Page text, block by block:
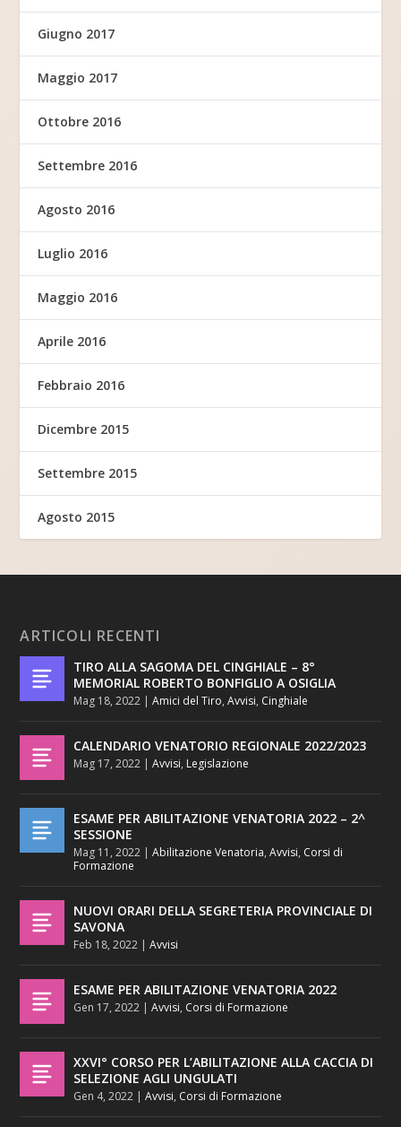
Giugno 2017
Maggio 2017
Ottobre 2016
Settembre 2016
Agosto 2016
Luglio 2016
Maggio 2016
Aprile 2016
Febbraio 2016
Dicembre 2015
Settembre 2015
Agosto 2015
ARTICOLI RECENTI
TIRO ALLA SAGOMA DEL CINGHIALE – 8°
MEMORIAL ROBERTO BONFIGLIO A OSIGLIA
Mag 18, 2022 |Amici del Tiro,Avvisi, Cinghiale
CALENDARIO VENATORIO REGIONALE 2022/2023
Mag 17, 2022 |Avvisi, Legislazione
ESAME PER ABILITAZIONE VENATORIA 2022 – 2^
SESSIONE
Mag 11, 2022 |Abilitazione Venatoria,Avvisi, Corsi di
Formazione
NUOVI ORARI DELLA SEGRETERIA PROVINCIALE DI
SAVONA
Feb 18, 2022 |Avvisi
ESAME PER ABILITAZIONE VENATORIA 2022
Gen 17, 2022 |Avvisi, Corsi di Formazione
XXVI° CORSO PER L’ABILITAZIONE ALLA CACCIA DI
SELEZIONE AGLI UNGULATI
Gen 4, 2022 |Avvisi, Corsi di Formazione